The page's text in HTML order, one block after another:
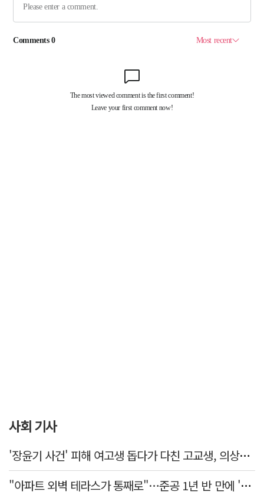
사회 기사
'장윤기 사건' 피해 여고생 돕다가 다친 고교생, 의상자 인정
"아파트 외벽 테라스가 통째로"…준공 1년 반 만에 '아찔 사고'